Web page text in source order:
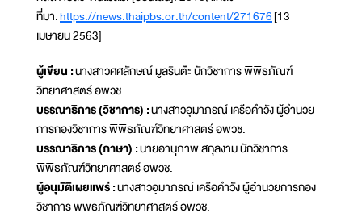
ที่มา:https://news.thaipbs.or.th/content/271676[13
เมษายน 2563]
ผู้เขียน :นางสาวศศลักษณ์ มูลรินต๊ะ นักวิชาการ พิพิธภัณฑ์
วิทยาศาสตร์ อพวช.
บรรณาธิการ (วิชาการ) :นางสาวอุมาภรณ์ เครือคำวัง ผู้อำนวย
การกองวิชาการ พิพิธภัณฑ์วิทยาศาสตร์ อพวช.
บรรณาธิการ (ภาษา) :นายอานุภาพ สกุลงาม นักวิชาการ
พิพิธภัณฑ์วิทยาศาสตร์ อพวช.
ผู้อนุมัติเผยแพร่ :นางสาวอุมาภรณ์ เครือคำวัง ผู้อำนวยการกอง
วิชาการ พิพิธภัณฑ์วิทยาศาสตร์ อพวช.